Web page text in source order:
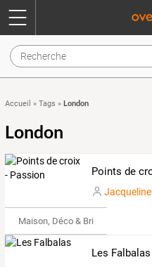
Accueil » Tags » London
London
Jacqueline
Maison, Déco & Bricolage
Les Falbalas